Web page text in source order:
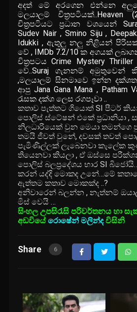
අදත් මේ අරගෙන එන්නෙ
මලයාලම්
චිත්‍රපටියට ප්‍රධාන වශයෙන්
Sudev Nair , Smino Siju ,
Idukki , ඇතුලු නලු නිළියන්
වේ , IMDb 7.2/10 ක අගයක්
චිත්‍රපටය Crime Mystery
වේ..Suraj ගැනනම් අමුතුවෙන්
,මලයාලම් සිනමාවෙ ඉන්න
ආපු Jana Gana Mana , Patham
රැසක දක්ශ ලෙස රගපෑවා ..
කතාව පැත්තට ගියොත් SI පීටර්
පොලිස් ස්ටේෂන් එකේ ප්‍රධානියා ,
නිලධාරියෙක් වුන මෙයා තමන්ගෙ
තමයි ජීවත් වුනේ, දවසක් තවත්
පැමිණිල්ලක් ලැබෙනවා කැලේක
තියෙනවා කියලා , ඒ ඔස්සෙ
පොලිස් බලප්‍රදේශය භාර SI
කරන් යද්දි මොකද උනේ…මේ
ඇත්තම කතාව මොකක්ද ..?
අනිවාරෙන් බලන්න , නැත්නම්
මිස් වෙයි …
සිංහල උපසිරැසි පරිවර්තනය හා
අඩවියේරොෂේන් මලින්දවිසිනි
Share 6